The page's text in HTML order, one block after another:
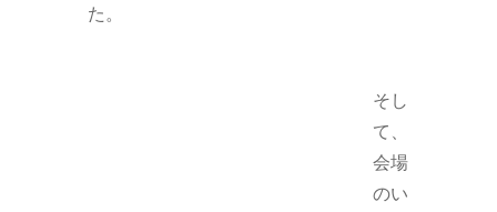
た。
そし
て、
会場
のい